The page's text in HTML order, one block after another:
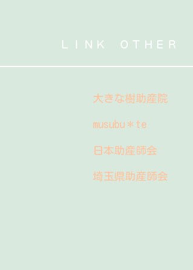
ＬＩＮＫ ＯＴＨＥＲ
大きな樹助産院
musubu＊te
日本助産師会
埼玉県助産師会